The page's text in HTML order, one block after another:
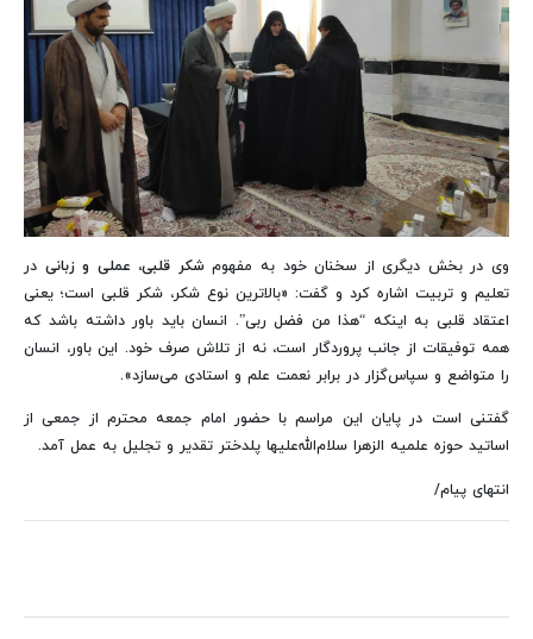
وی در بخش دیگری از سخنان خود به مفهومشکر قلبی، عملی و زبانی در
تعلیم و تربیت اشاره کرد و گفت: «بالاترین نوع شکر، شکر قلبی است؛ یعنی
اعتقاد قلبی به اینکه “هذا من فضل ربی”. انسان باید باور داشته باشد که
همه توفیقات از جانب پروردگار است، نه از تلاش صرف خود. این باور، انسان
را متواضع و سپاس‌گزار در برابر نعمت علم و استادی می‌سازد».
گفتنی است در پایان این مراسم با حضور امام جمعه محترم از جمعی از
اساتید حوزه علمیه الزهرا سلام‌الله‌علیها پلدختر تقدیر و تجلیل به عمل آمد.
انتهای پیام/